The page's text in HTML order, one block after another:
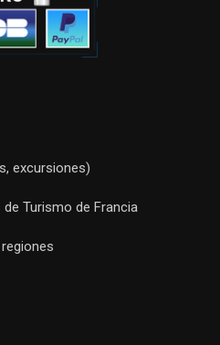
excursiones)
Turismo de Francia